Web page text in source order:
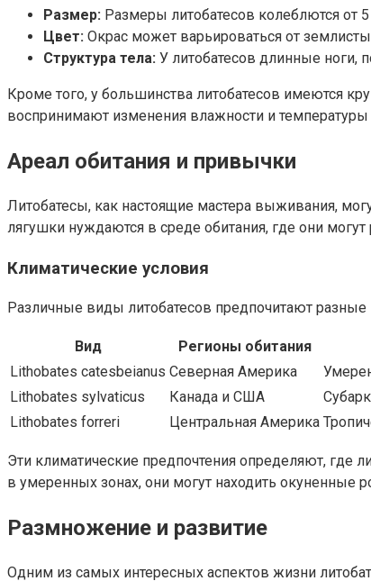
Размер: Размеры литобатесов колеблются от
Цвет: Окрас может варьироваться от
Структура тела: У литобатесов длинные ноги,
Кроме того, у большинства литобатесов имеются
воспринимают изменения влажности и
Ареал обитания и привычки
Литобатесы, как настоящие мастера выживания,
лягушки нуждаются в среде обитания, где они
Климатические условия
Различные виды литобатесов предпочитают
Вид Регионы обитания
Lithobates catesbeianus Северная Америка
Lithobates sylvaticus
Канада и США
Lithobates forreri
Центральная Америка
Эти климатические предпочтения определяют, где
в умеренных зонах, они могут находить окуненные
Размножение и развитие
Одним из самых интересных аспектов жизни